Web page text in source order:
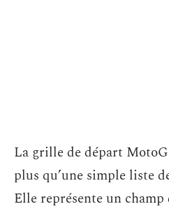
La grille de départ
plus qu’une simple liste
Elle représente un